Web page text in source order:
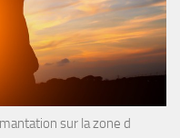
sur la zone d